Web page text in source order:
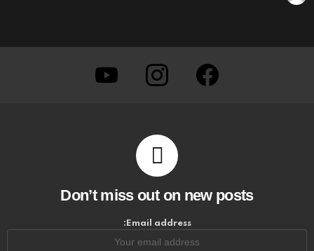
facebook
instagram
Don’t miss out on new posts
Email address: